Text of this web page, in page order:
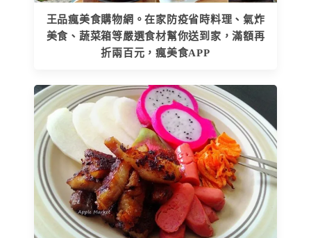
王品瘋美食購物網。在家防疫省時料理、氣炸
美食、蔬菜箱等嚴選食材幫你送到家，滿額再
折兩百元，瘋美食APP